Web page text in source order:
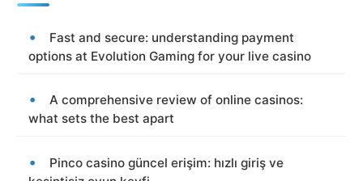
Fast and secure: understanding payment
options at Evolution Gaming for your live casino
A comprehensive review of online casinos:
what sets the best apart
Pinco casino güncel erişim: hızlı giriş ve